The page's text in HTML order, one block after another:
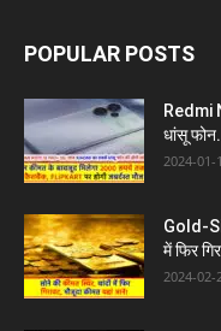
POPULAR POSTS
Redmi
धांसू
2024-01-
Gold-
में फिर
2024-02-